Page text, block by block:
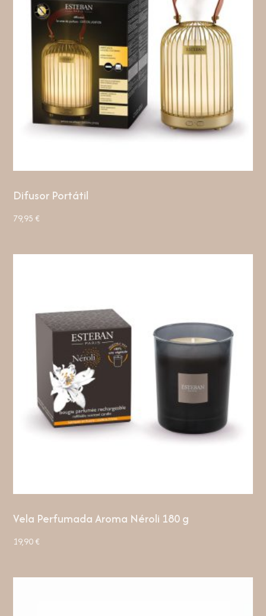
Difusor Portátil
79,95 €
Vela Perfumada Aroma Néroli 180 g
19,90€